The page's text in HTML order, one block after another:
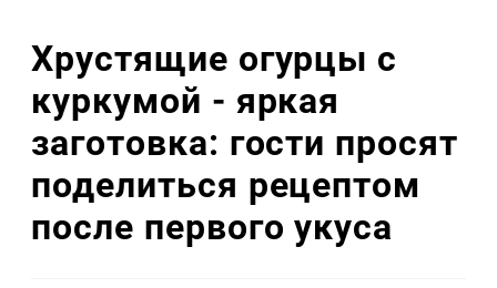
Хрустящие огурцы с
куркумой - яркая
заготовка: гости просят
поделиться рецептом
после первого укуса